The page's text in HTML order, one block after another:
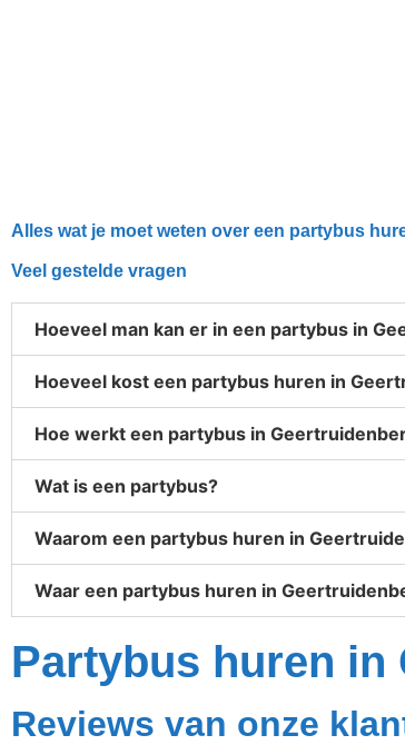
Alles wat je moet weten over een partybus
Veel gestelde vragen
Hoeveel man kan er in een partybus in
Hoeveel kost een partybus huren in
Hoe werkt een partybus in
Wat is een partybus?
Waarom een partybus huren in
Waar een partybus huren in
Partybus huren in
Reviews van onze